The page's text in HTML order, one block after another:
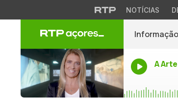
NOTÍCIAS
Informação
A